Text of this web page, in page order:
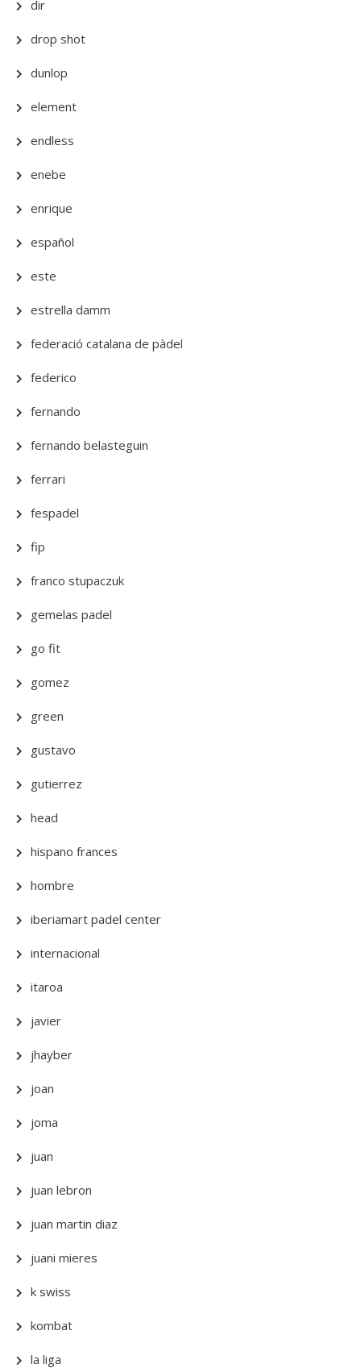
dir
drop shot
dunlop
element
endless
enebe
enrique
español
este
estrella damm
federació catalana de pàdel
federico
fernando
fernando belasteguin
ferrari
fespadel
fip
franco stupaczuk
gemelas padel
go fit
gomez
green
gustavo
gutierrez
head
hispano frances
hombre
iberiamart padel center
internacional
itaroa
javier
jhayber
joan
joma
juan
juan lebron
juan martin diaz
juani mieres
k swiss
kombat
la liga